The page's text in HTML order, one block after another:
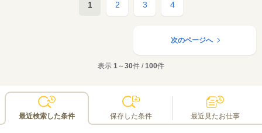
1 2 3 4
次のページへ
表示 1～30件 /100件
最近検索した条件 保存した条件 最近見たお仕事